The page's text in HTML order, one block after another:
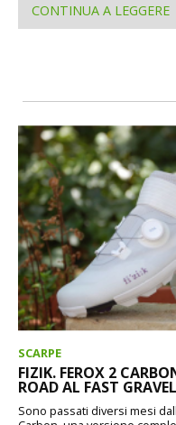
CONTINUA A LEGGERE
SCARPE
FIZIK. FEROX 2
ROAD AL FAST GRAVEL
Sono passati diversi mesi